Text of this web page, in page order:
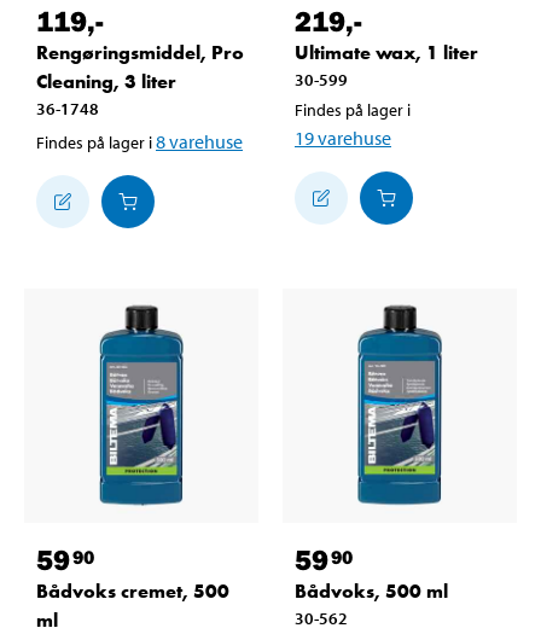
119,-
Rengøringsmiddel, Pro
Cleaning, 3 liter
36-1748
Findes på lager i8varehuse
219,-
Ultimate wax, 1 liter
30-599
Findes på lager i
19varehuse
5990
Bådvoks cremet, 500
ml
5990
Bådvoks, 500 ml
30-562